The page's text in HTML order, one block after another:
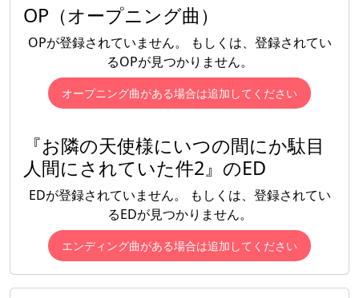
OP（オープニング曲）
OPが登録されていません。 もしくは、登録されてい
るOPが見つかりません。
オープニング曲がある場合は追加してください
『お隣の天使様にいつの間にか駄目
人間にされていた件2』のED
EDが登録されていません。 もしくは、登録されてい
るEDが見つかりません。
エンディング曲がある場合は追加してください